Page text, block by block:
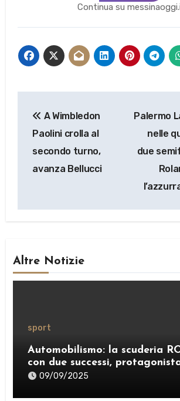
Continua su
articoli
A Wimbledon
Paolini crolla al
secondo turno,
avanza Bellucci
Palermo
nelle
due
Altre Notizie
sport
Automobilismo: la scuderia
con due successi,
weekend
09/09/2025